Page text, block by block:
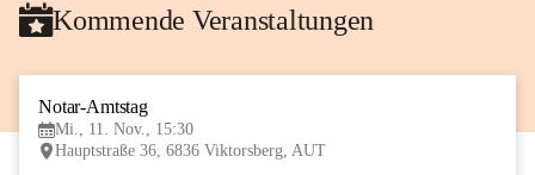
Kommende Veranstaltungen
Notar-Amtstag
Mi., 11. Nov., 15:30
Hauptstraße 36, 6836 Viktorsberg, AUT